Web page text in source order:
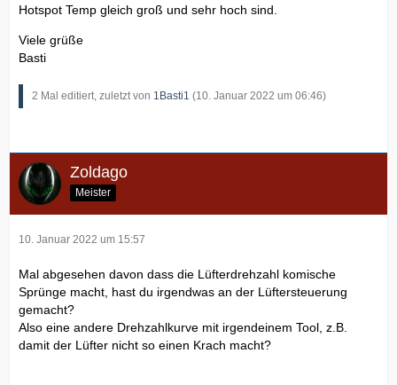
Hotspot Temp gleich groß und sehr hoch sind.
Viele grüße
Basti
2 Mal editiert, zuletzt von 1Basti1 (10. Januar 2022 um 06:46)
Zoldago
Meister
10. Januar 2022 um 15:57
Mal abgesehen davon dass die Lüfterdrehzahl komische
Sprünge macht, hast du irgendwas an der Lüftersteuerung
gemacht?
Also eine andere Drehzahlkurve mit irgendeinem Tool, z.B.
damit der Lüfter nicht so einen Krach macht?